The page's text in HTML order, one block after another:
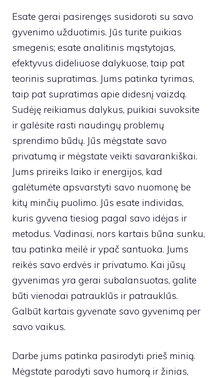
Esate gerai pasirengęs susidoroti su savo
gyvenimo užduotimis. Jūs turite puikias
smegenis; esate analitinis mąstytojas,
efektyvus dideliuose dalykuose, taip pat
teorinis supratimas. Jums patinka tyrimas,
taip pat supratimas apie didesnį vaizdą.
Sudėję reikiamus dalykus, puikiai suvoksite
ir galėsite rasti naudingų problemų
sprendimo būdų. Jūs mėgstate savo
privatumą ir mėgstate veikti savarankiškai.
Jums prireiks laiko ir energijos, kad
galėtumėte apsvarstyti savo nuomonę be
kitų minčių puolimo. Jūs esate individas,
kuris gyvena tiesiog pagal savo idėjas ir
metodus. Vadinasi, nors kartais būna sunku,
tau patinka meilė ir ypač santuoka. Jums
reikės savo erdvės ir privatumo. Kai jūsų
gyvenimas yra gerai subalansuotas, galite
būti vienodai patrauklūs ir patrauklūs.
Galbūt kartais gyvenate savo gyvenimą per
savo vaikus.
Darbe jums patinka pasirodyti prieš minią.
Mėgstate parodyti savo humorą ir žinias,